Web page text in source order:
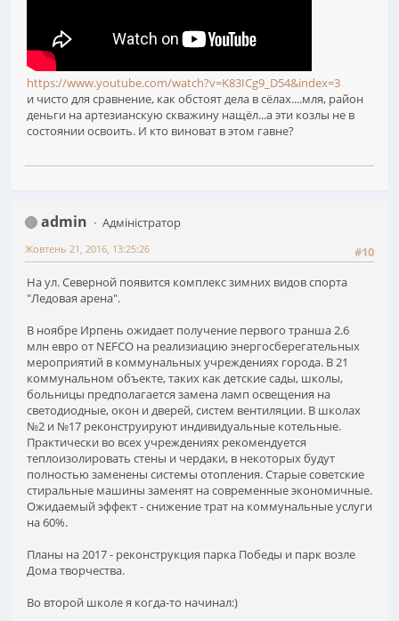
https://www.youtube.com/watch?v=K83ICg9_D54&index=3
и чисто для сравнение, как обстоят дела в сёлах....мля, район
деньги на артезианскую скважину нащёл...а эти козлы не в
состоянии освоить. И кто виноват в этом гавне?
admin
Адміністратор
#10
Жовтень 21, 2016, 13:25:26
На ул. Северной появится комплекс зимних видов спорта
"Ледовая арена".
В ноябре Ирпень ожидает получение первого транша 2.6
млн евро от NEFCO на реализиацию энергосберегательных
мероприятий в коммунальных учреждениях города. В 21
коммунальном объекте, таких как детские сады, школы,
больницы предполагается замена ламп освещения на
светодиодные, окон и дверей, систем вентиляции. В школах
№2 и №17 реконструируют индивидуальные котельные.
Практически во всех учреждениях рекомендуется
теплоизолировать стены и чердаки, в некоторых будут
полностью заменены системы отопления. Старые советские
стиральные машины заменят на современные экономичные.
Ожидаемый эффект - снижение трат на коммунальные услуги
на 60%.
Планы на 2017 - реконструкция парка Победы и парк возле
Дома творчества.
Во второй школе я когда-то начинал:)